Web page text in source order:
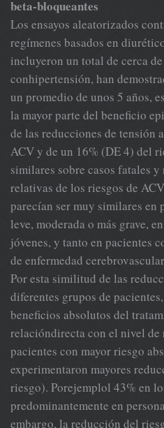
beta-bloqueantes
Los ensayos aleatorizados
regímenes basados en
incluyeron un total de cerca
conhipertensión, han
un promedio de unos 5 años,
la mayor parte del beneficio
de las reducciones de tensión
ACV y de un 16% (DE 4) del
similares sobre casos fatales
relativas de los riesgos de
parecían ser muy similares en
leve, moderada o más grave,
jóvenes, y tanto en pacientes
de enfermedad
Por esta similitud de las
diferentes grupos de
beneficios absolutos del
relacióndirecta con el nivel de
pacientes con mayor riesgo
experimentaron mayores
riesgo). Porejemplol 43% en
predominantemente en
embargo, la reducción del